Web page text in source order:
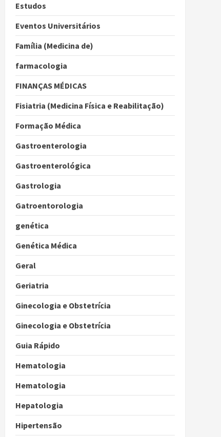
Estudos
Eventos Universitários
Família (Medicina de)
farmacologia
FINANÇAS MÉDICAS
Fisiatria (Medicina Física e Reabilitação)
Formação Médica
Gastroenterologia
Gastroenterológica
Gastrologia
Gatroentorologia
genética
Genética Médica
Geral
Geriatria
Ginecologia e Obstetrícia
Ginecologia e Obstetrícia
Guia Rápido
Hematologia
Hematologia
Hepatologia
Hipertensão